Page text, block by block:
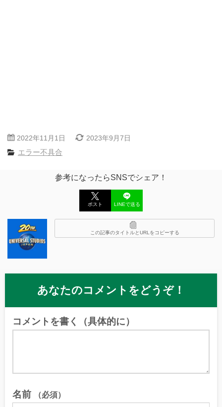
2022年11月1日 2023年9月7日
エラー不具合
参考になったらSNSでシェア！
ポスト LINEで送る
この記事のタイトルとURLをコピーする
あなたのコメントをどうぞ！
コメントを書く（具体的に）
名前 （必須）